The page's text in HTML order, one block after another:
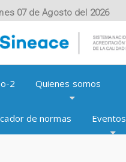
07 de Agosto del 2026
2 Quienes somos
de normas Eventos